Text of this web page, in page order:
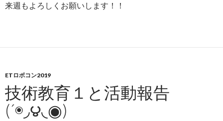
来週もよろしくお願いします！！
ETロボコン2019
技術教育１と活動報告
(´◉◞౪◟◉)